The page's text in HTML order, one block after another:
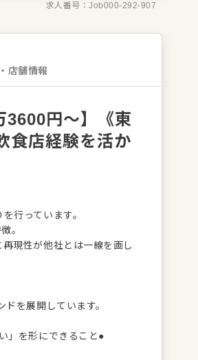
求人番号：Job000-292-907
店舗情報
円～】《東
食店経験を活か
行っています。
。
現性が他社とは一線を画し
を展開しています。
」を形にできること●